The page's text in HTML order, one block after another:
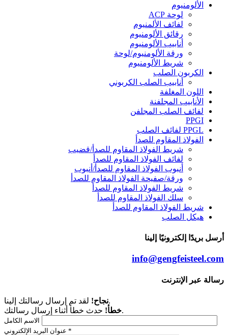
الألومنيوم
لوحة ACP
لفائف الألمنيوم
رقائق الألومنيوم
أنابيب الألومنيوم
ورقة الألومنيوم/لوحة
شريط الألومنيوم
الكربون الصلب
أنابيب الصلب الكربوني
اللون المغلفة
الأنابيب المجلفنة
لفائف الصلب المجلفن
PPGI
PPGL لفائف الصلب
الفولاذ المقاوم للصدأ
شريط الفولاذ المقاوم للصدأ/قضيب
لفائف الفولاذ المقاوم للصدأ
أنبوب الفولاذ المقاوم للصدأ/أنبوب
ورقة/صفيحة الفولاذ المقاوم للصدأ
شريط الفولاذ المقاوم للصدأ
سلك الفولاذ المقاوم للصدأ
شريط الفولاذ المقاوم للصدأ
هيكل الصلب
أرسل بريدًا إلكترونيًا إلينا
info@gengfeisteel.com
رسالة عبر الإنترنت
نجاح!لقد تم إرسال رسالتك إلينا.
خطأ!حدث خطأ أثناء إرسال رسالتك.
الاسم الكامل
عنوان البريد الإلكتروني *